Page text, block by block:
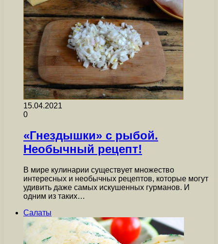
15.04.2021
0
«Гнездышки» с рыбой.
Необычный рецепт!
В мире кулинарии существует множество
интересных и необычных рецептов, которые могут
удивить даже самых искушенных гурманов. И
одним из таких…
Салаты